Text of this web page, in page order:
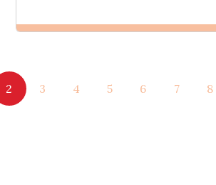
Tham vấn Interlink
2 3 4 5 6 7 8